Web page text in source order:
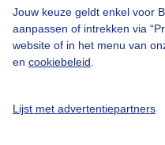
Jouw keuze geldt enkel voor
aanpassen of intrekken via
website of in het menu van
en cookiebeleid
Lijst met advertentiepartners
Privacy instellingen
Gratis weerdata
Buienradar